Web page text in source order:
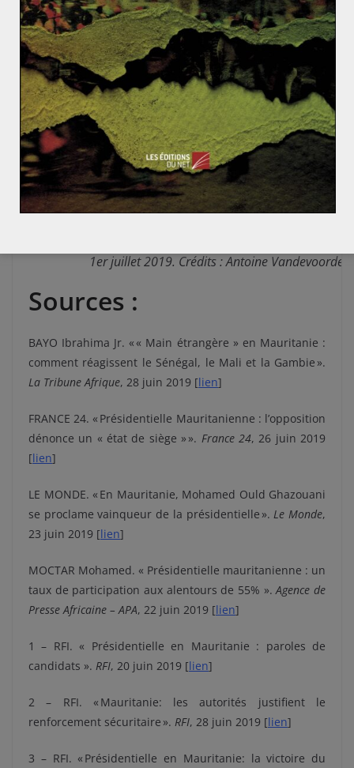
Résultats définitifs de l’élection présidentielle
mauritanienne du 22 juin 2019. Chiffres de la Céni
1er juillet 2019. Crédits : Antoine Vandevoorde
Sources :
BAYO Ibrahima Jr. « « Main étrangère » en Mauritanie :
comment réagissent le Sénégal, le Mali et la Gambie ».
La Tribune Afrique, 28 juin 2019 [lien]
FRANCE 24. « Présidentielle Mauritanienne : l’opposition
dénonce un « état de siège » ». France 24, 26 juin 2019
[lien]
LE MONDE. « En Mauritanie, Mohamed Ould Ghazouani
se proclame vainqueur de la présidentielle ».Le Monde,
23 juin 2019 [lien]
MOCTAR Mohamed. « Présidentielle mauritanienne : un
taux de participation aux alentours de 55% ».Agence de
Presse Africaine – APA, 22 juin 2019 [lien]
1 – RFI. « Présidentielle en Mauritanie : paroles de
candidats ». RFI, 20 juin 2019 [lien]
2 – RFI. « Mauritanie: les autorités justifient le
renforcement sécuritaire ». RFI, 28 juin 2019 [lien]
3 – RFI. « Présidentielle en Mauritanie: la victoire du